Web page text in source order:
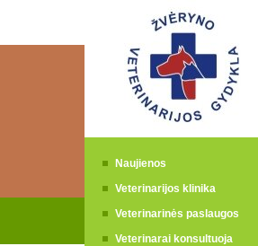
Naujienos
Veterinarijos klinika
Veterinarinės paslaugos
Veterinarai konsultuoja